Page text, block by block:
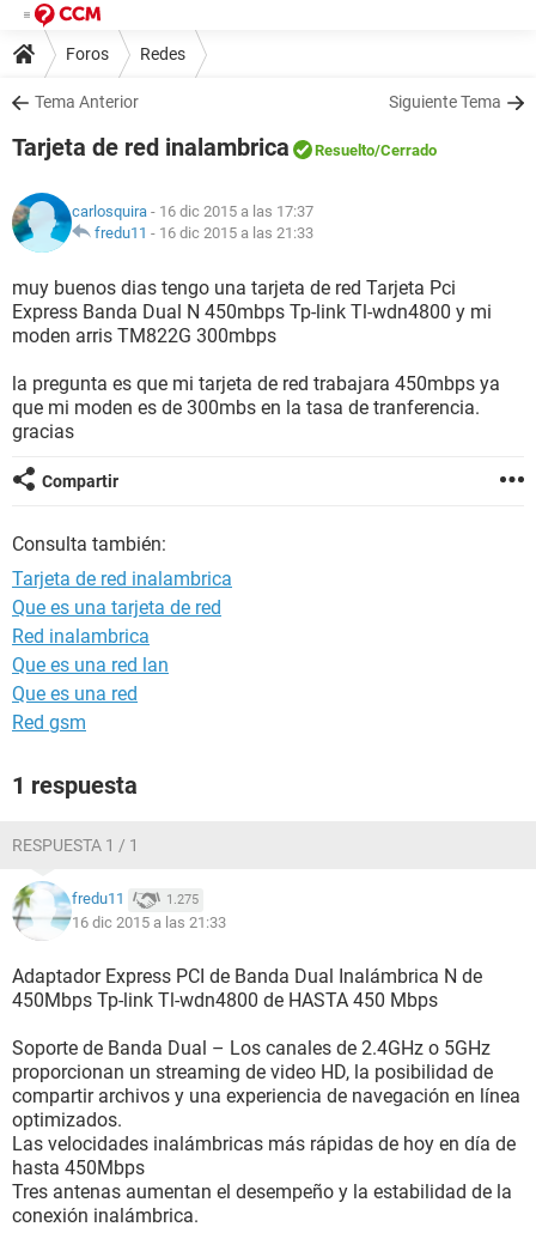
Foros Redes
Tema Anterior Siguiente Tema
Tarjeta de red inalambrica Resuelto/Cerrado
carlosquira - 16 dic 2015 a las 17:37
fredu11 - 16 dic 2015 a las 21:33
muy buenos dias tengo una tarjeta de red Tarjeta Pci
Express Banda Dual N 450mbps Tp-link Tl-wdn4800 y mi
moden arris TM822G 300mbps
la pregunta es que mi tarjeta de red trabajara 450mbps ya
que mi moden es de 300mbs en la tasa de tranferencia.
gracias
Compartir
Consulta también:
Tarjeta de red inalambrica
Que es una tarjeta de red
Red inalambrica
Que es una red lan
Que es una red
Red gsm
1 respuesta
RESPUESTA 1 / 1
fredu11 1.275
16 dic 2015 a las 21:33
Adaptador Express PCI de Banda Dual Inalámbrica N de
450Mbps Tp-link Tl-wdn4800 de HASTA 450 Mbps
Soporte de Banda Dual – Los canales de 2.4GHz o 5GHz
proporcionan un streaming de video HD, la posibilidad de
compartir archivos y una experiencia de navegación en línea
optimizados.
Las velocidades inalámbricas más rápidas de hoy en día de
hasta 450Mbps
Tres antenas aumentan el desempeño y la estabilidad de la
conexión inalámbrica.